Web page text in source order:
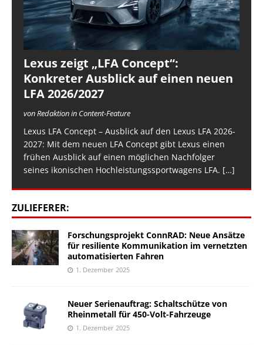
Lexus zeigt „LFA Concept“:
Konkreter Ausblick auf einen neuen
LFA 2026/2027
von Redaktion in Content-Feature
Lexus LFA Concept – Ausblick auf den Lexus LFA 2026-
2027: Mit dem neuen LFA Concept gibt Lexus einen
frühen Ausblick auf einen möglichen Nachfolger
seines ikonischen Hochleistungssportwagens LFA. […]
ZULIEFERER:
Forschungsprojekt ConnRAD: Neue Ansätze
für resiliente Kommunikation im vernetzten
automatisierten Fahren
1. Dezember 2025
Neuer Serienauftrag: Schaltschütze von
Rheinmetall für 450-Volt-Fahrzeuge
1. Dezember 2025